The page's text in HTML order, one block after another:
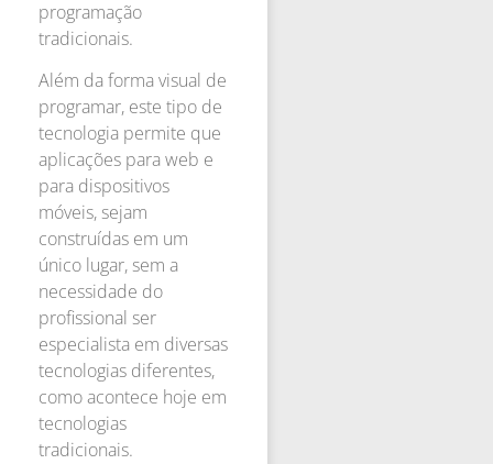
programação
tradicionais.
Além da forma visual de
programar, este tipo de
tecnologia permite que
aplicações para web e
para dispositivos
móveis, sejam
construídas em um
único lugar, sem a
necessidade do
profissional ser
especialista em diversas
tecnologias diferentes,
como acontece hoje em
tecnologias
tradicionais.